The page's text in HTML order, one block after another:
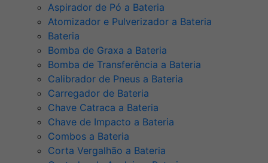
Aspirador de Pó a Bateria
Atomizador e Pulverizador a Bateria
Bateria
Bomba de Graxa a Bateria
Bomba de Transferência a Bateria
Calibrador de Pneus a Bateria
Carregador de Bateria
Chave Catraca a Bateria
Chave de Impacto a Bateria
Combos a Bateria
Corta Vergalhão a Bateria